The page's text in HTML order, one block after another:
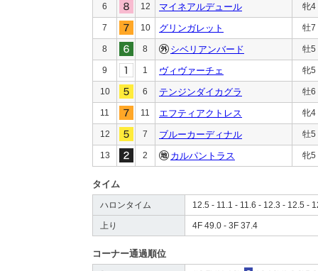
6 12 マイネアルデュール 牝4
7 10 グリンガレット 牡7
8 8 シベリアンバード 牡5
9 1 ヴィヴァーチェ 牝5
10 6 テンジンダイカグラ 牡6
11 11 エフティアクトレス 牝4
12 7 ブルーカーディナル 牡5
13 2 カルパントラス 牝5
タイム
ハロンタイム 12.5 - 11.1 - 11.6 - 12.3 - 12.5 -
上り 4F 49.0 - 3F 37.4
コーナー通過順位